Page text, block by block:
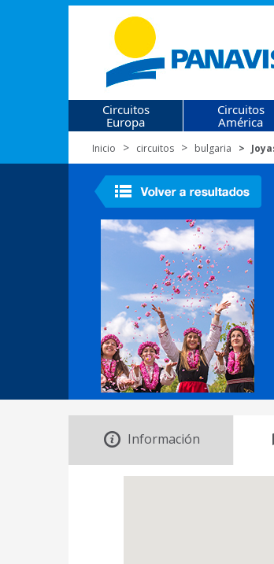
Circuitos
Europa
Circuitos
América
Inicio circuitos bulgaria
Información